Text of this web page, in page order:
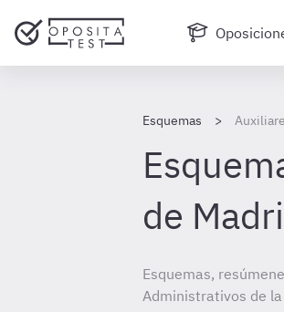
Esquemas
de
Esquemas,
Administrativos de